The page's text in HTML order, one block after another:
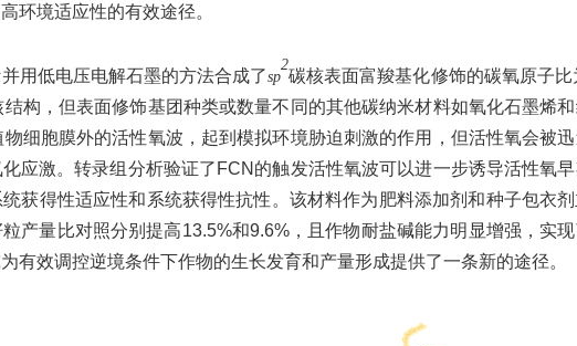
环境适应性的有效途径。
用低电压电解石墨的方法合成了sp
2
碳核表面富羧基化修饰的碳氧原子比
构，但表面修饰基团种类或数量不同的其他碳纳米材料如氧化石墨烯
细胞膜外的活性氧波，起到模拟环境胁迫刺激的作用，但活性氧会被
应激。转录组分析验证了FCN的触发活性氧波可以进一步诱导活性氧
获得性适应性和系统获得性抗性。该材料作为肥料添加剂和种子包衣
产量比对照分别提高13.5%和9.6%，且作物耐盐碱能力明显增强，实
有效调控逆境条件下作物的生长发育和产量形成提供了一条新的途径。